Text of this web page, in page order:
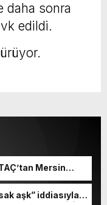
daha sonra
edildi.
Mersin
Başkanı Vahap
Büyükşehir
aşk” iddiasıyla